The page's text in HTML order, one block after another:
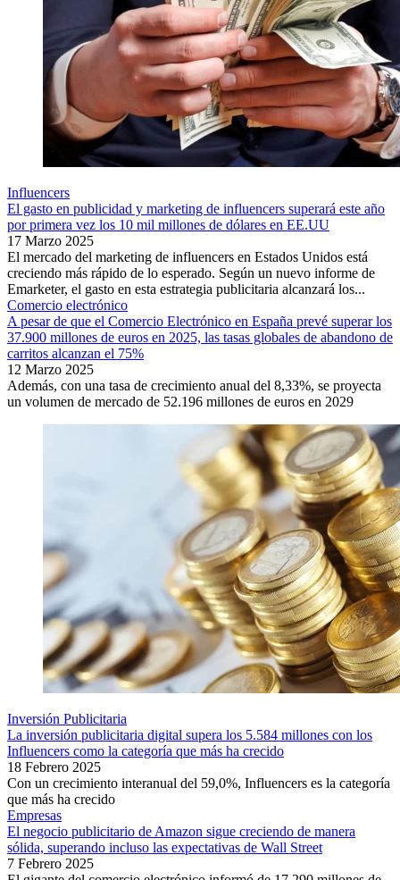
Influencers
El gasto en publicidad y marketing de influencers superará este año
por primera vez los 10 mil millones de dólares en EE.UU
17 Marzo 2025
El mercado del marketing de influencers en Estados Unidos está
creciendo más rápido de lo esperado. Según un nuevo informe de
Emarketer, el gasto en esta estrategia publicitaria alcanzará los...
Comercio electrónico
A pesar de que el Comercio Electrónico en España prevé superar los
37.900 millones de euros en 2025, las tasas globales de abandono de
carritos alcanzan el 75%
12 Marzo 2025
Además, con una tasa de crecimiento anual del 8,33%, se proyecta
un volumen de mercado de 52.196 millones de euros en 2029
Inversión Publicitaria
La inversión publicitaria digital supera los 5.584 millones con los
Influencers como la categoría que más ha crecido
18 Febrero 2025
Con un crecimiento interanual del 59,0%, Influencers es la categoría
que más ha crecido
Empresas
El negocio publicitario de Amazon sigue creciendo de manera
sólida, superando incluso las expectativas de Wall Street
7 Febrero 2025